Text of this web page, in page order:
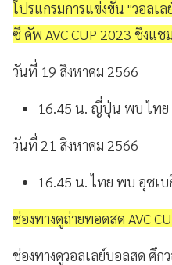
โปรแกรมการแข่งขัน "วอลเ
ซี คัพ AVC CUP 2023 ชิงแช
วันที่ 19 สิงหาคม 2566
16.45 น. ญี่ปุ่น พบ ไทย
วันที่ 21 สิงหาคม 2566
16.45 น. ไทย พบ อุซเ
ช่องทางดูถ่ายทอดสด AVC
ช่องทางดูวอลเลย์บอลสด ศึก